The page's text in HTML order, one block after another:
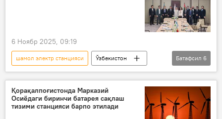
6 Ноябр 2025, 09:19
шамол электр станцияси
Ўзбекистон
энергетика
электр энергияси
БАА
Яшил энергия
Иқтисод
Батафсил 6
Қорақалпоғистонда Марказий
Осиёдаги биринчи батарея сақлаш
тизими станцияси барпо этилади